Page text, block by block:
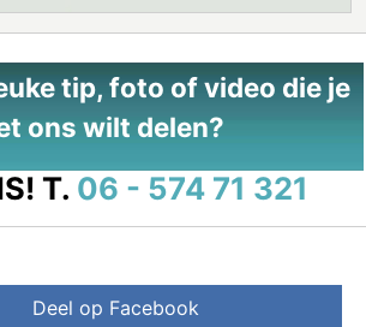
tip, foto of video die je
ons wilt delen?
T. 06 - 574 71 321
Deel op Facebook